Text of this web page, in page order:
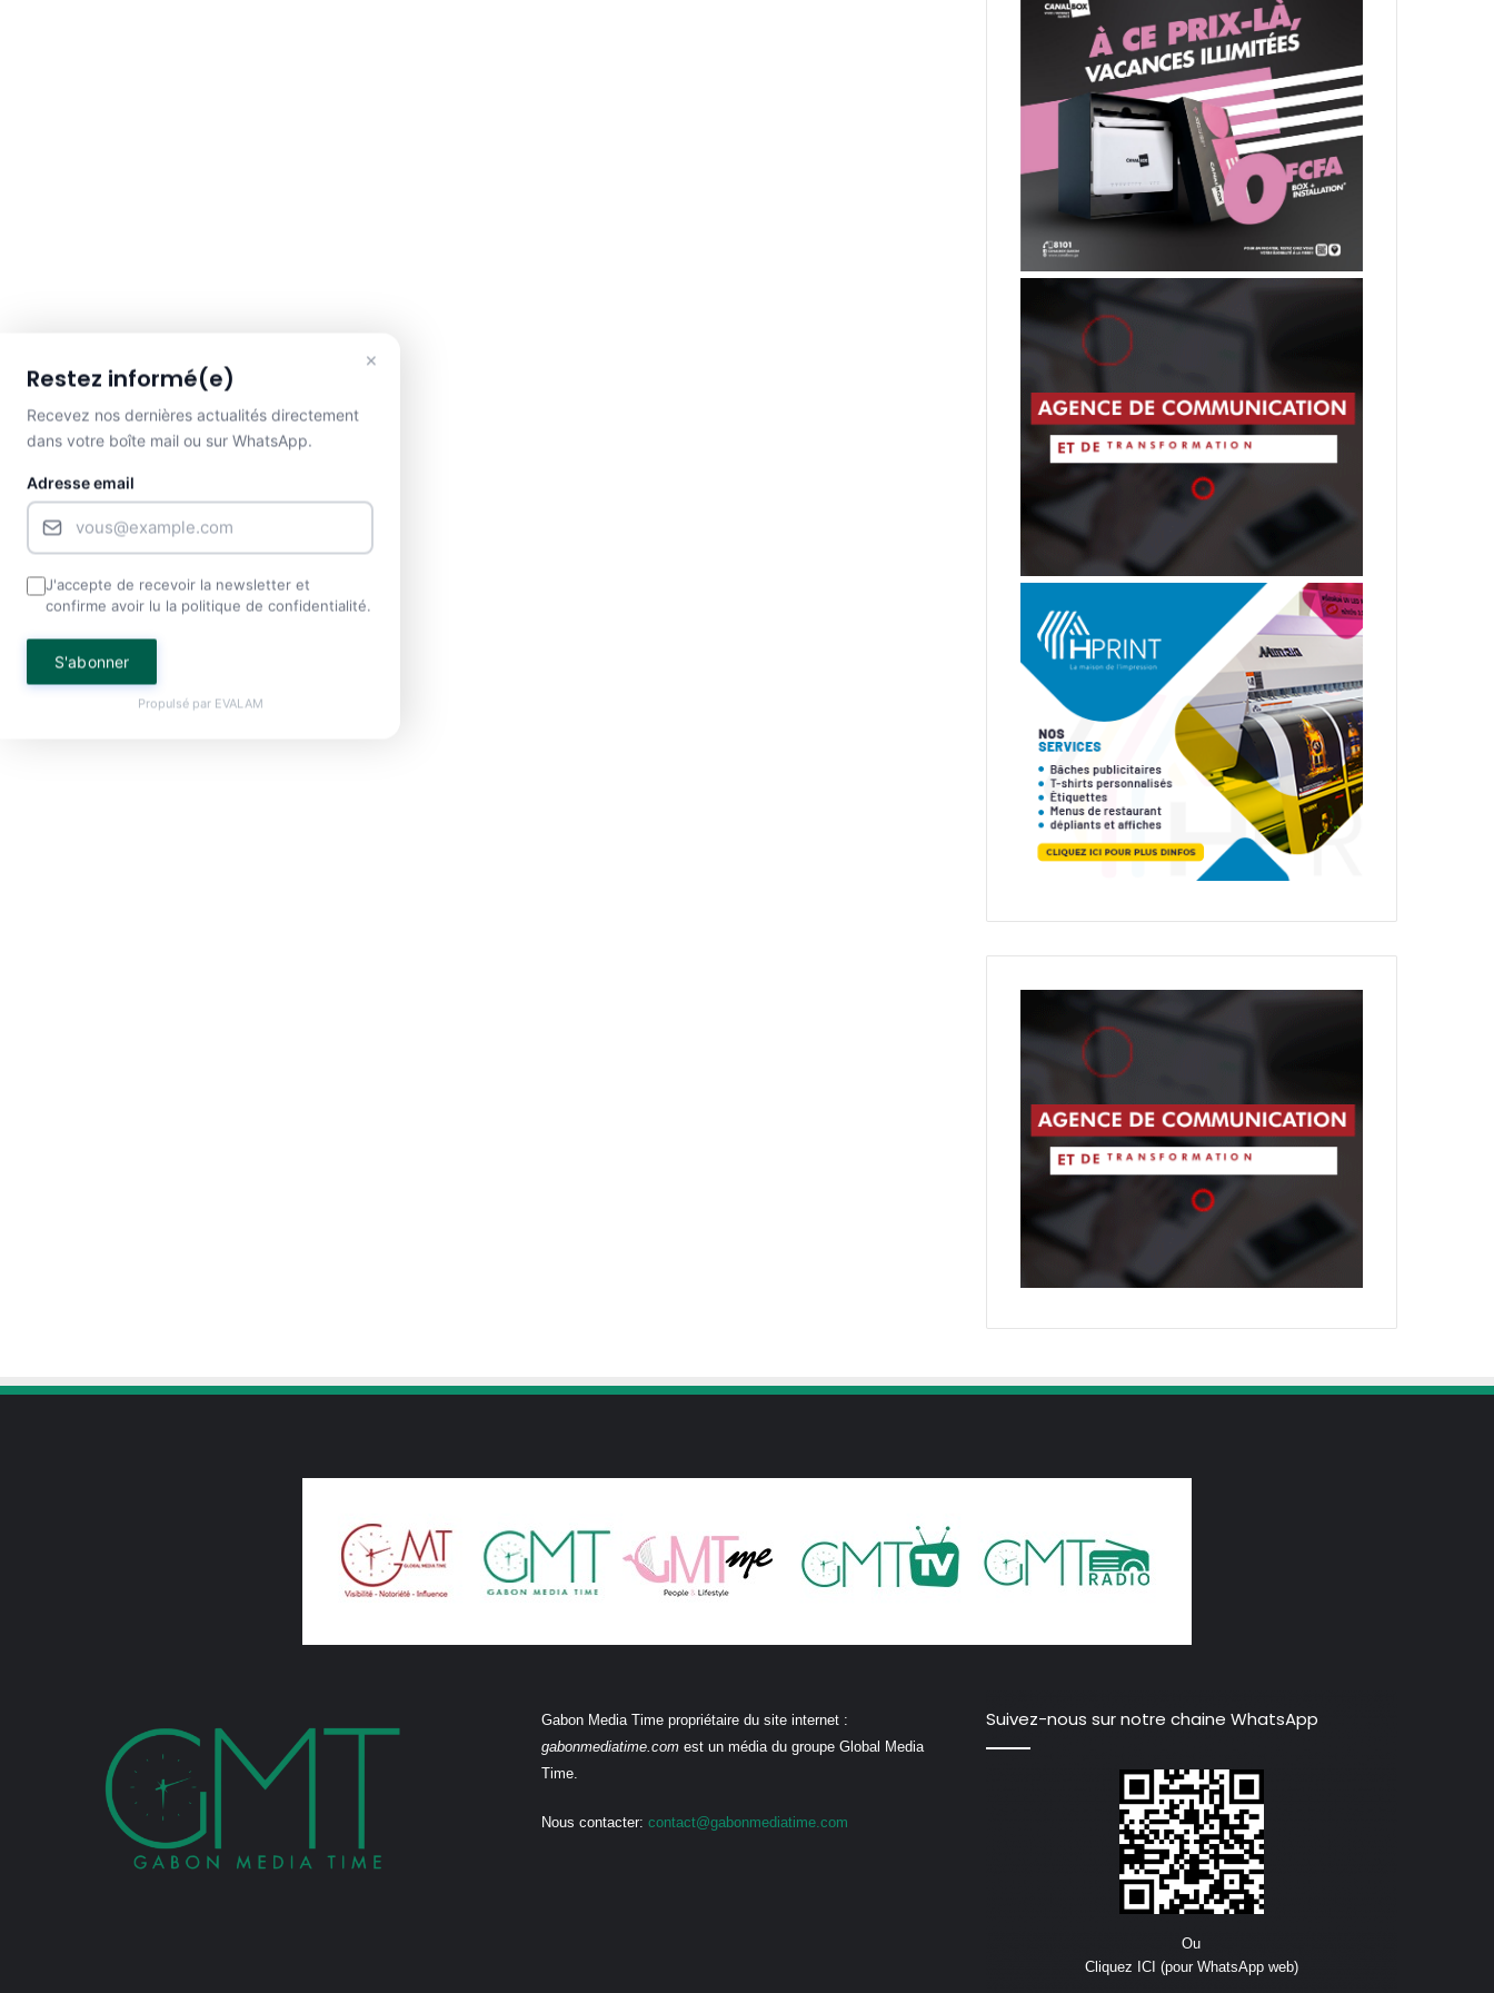
Gabon Media Time propriétaire du site internet :
gabonmediatime.comest un média du groupe Global Media
Time.
Nous contacter: contact@gabonmediatime.com
Suivez-nous sur notre chaine WhatsApp
Ou
Cliquez ICI (pour WhatsApp web)
×
Restez informé(e)
Recevez nos dernières actualités directement
dans votre boîte mail ou sur WhatsApp.
Adresse email
J'accepte de recevoir la newsletter et
confirme avoir lu la politique de confidentialité.
S'abonner
Propulsé par EVALAM